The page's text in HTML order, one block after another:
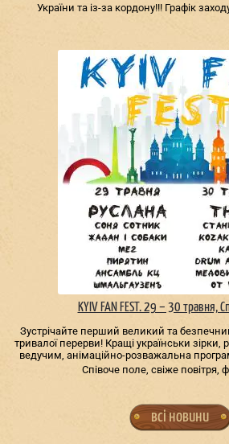
України та із-за кордону!!! Графік
KYIV FAN FEST. 29 – 30 травня,
Зустрічайте перший великий та
тривалої перерви! Кращі українськи
ведучим, анімаційно-розважальна
Співоче поле, свіже повітря,
всі новини